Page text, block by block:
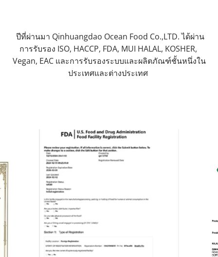
การรับรอง ISO, HACCP, FDA, MUI HALAL, KOSHER,
Vegan, EAC และการรับรองระบบและผลิตภัณฑ์ชั้นหนึ่งใน
ประเทศและต่างประเทศ